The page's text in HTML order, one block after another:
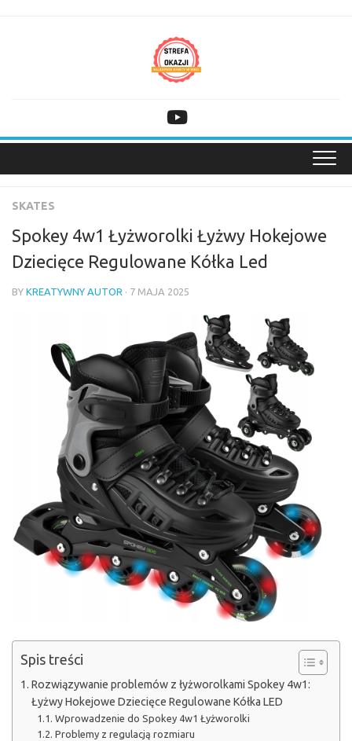
SKATES
Spokey 4w1 Łyżworolki Łyżwy Hokejowe
Dziecięce Regulowane Kółka Led
BY KREATYWNY AUTOR · 7 MAJA 2025
Spis treści
Rozwiązywanie problemów z łyżworolkami Spokey 4w1:
Łyżwy Hokejowe Dziecięce Regulowane Kółka LED
Wprowadzenie do Spokey 4w1 Łyżworolki
Problemy z regulacją rozmiaru